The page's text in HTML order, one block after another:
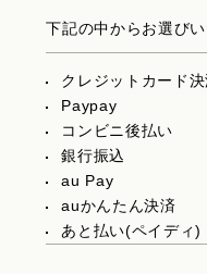
下記の中からお選びい
クレジットカード
Paypay
コンビニ後払い
銀行振込
au Pay
auかんたん決済
あと払い(ペイディ)